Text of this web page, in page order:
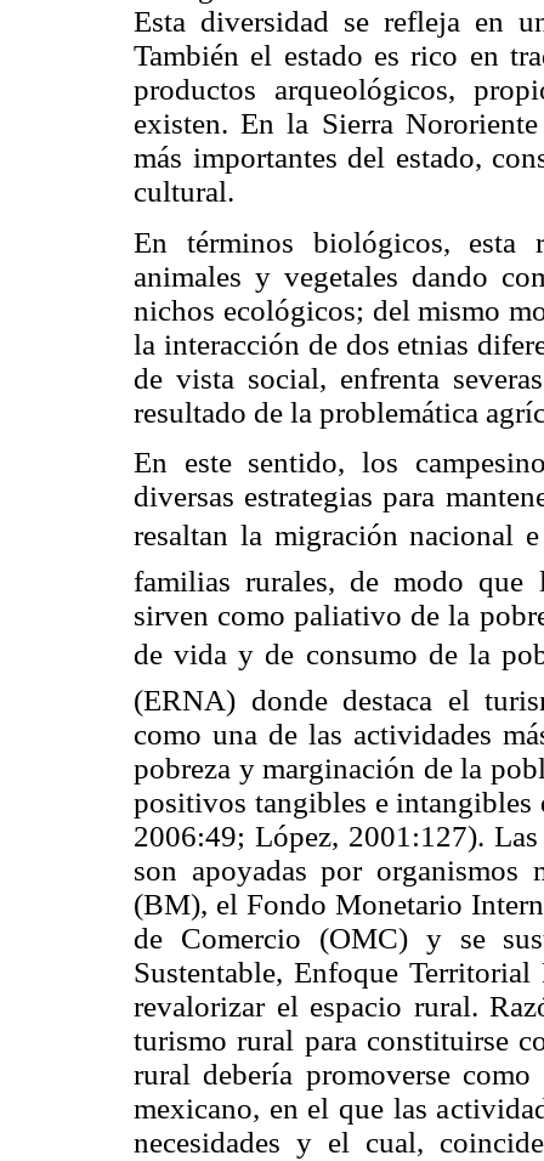
Esta diversidad se refleja en
También el estado es rico en
productos arqueológicos,
existen. En la Sierra
más importantes del estado,
cultural.
En términos biológicos, esta
animales y vegetales dando
nichos ecológicos; del mismo
la interacción de dos etnias
de vista social, enfrenta
resultado de la problemática
En este sentido, los
diversas estrategias para
resaltan la migración nacional e
familias rurales, de modo que
sirven como paliativo de la
de vida y de consumo de la
(ERNA) donde destaca el
como una de las actividades
pobreza y marginación de la
positivos tangibles e intangibles
2006:49; López, 2001:127).
son apoyadas por
(BM), el Fondo Monetario
de Comercio (OMC) y se
Sustentable, Enfoque
revalorizar el espacio rural.
turismo rural para constituirse
rural debería promoverse
mexicano, en el que las
necesidades y el cual,